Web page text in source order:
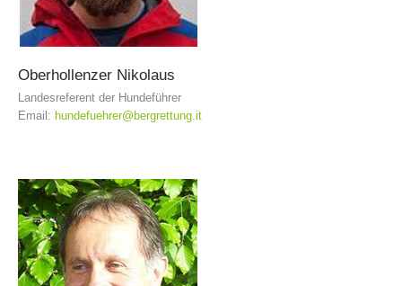
Aktuell
Oberhollenzer Nikolaus
Landesreferent der Hundeführer
Email: hundefuehrer@bergrettung.it